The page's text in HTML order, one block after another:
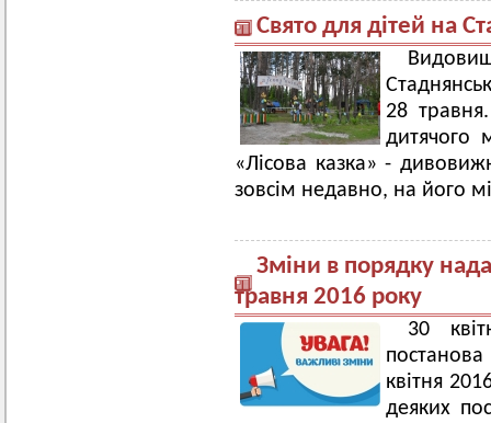
Свято для дітей на
28
дитячого
«Лісова казка» -
зовсім недавно, на його
Зміни в порядку
травня 2016 року
30
квітня
деяких